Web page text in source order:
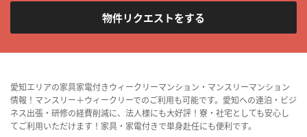
物件リクエストをする
愛知エリアの家具家電付きウィークリーマンション・マンスリーマンション
情報！マンスリー＋ウィークリーでのご利用も可能です。愛知への連泊・ビジ
ネス出張・研修の経費削減に、法人様にも大好評！寮・社宅としても安心し
てご利用いただけます！家具・家電付きで単身赴任にも便利です。